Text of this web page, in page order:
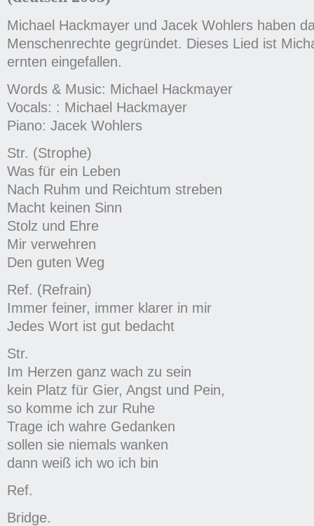
Michael Hackmayer und Jacek Wohlers haben
Menschenrechte gegründet. Dieses Lied ist
ernten eingefallen.
Words & Music: Michael Hackmayer
Vocals: : Michael Hackmayer
Piano: Jacek Wohlers
Str. (Strophe)
Was für ein Leben
Nach Ruhm und Reichtum streben
Macht keinen Sinn
Stolz und Ehre
Mir verwehren
Den guten Weg
Ref. (Refrain)
Immer feiner, immer klarer in mir
Jedes Wort ist gut bedacht
Str.
Im Herzen ganz wach zu sein
kein Platz für Gier, Angst und Pein,
so komme ich zur Ruhe
Trage ich wahre Gedanken
sollen sie niemals wanken
dann weiß ich wo ich bin
Ref.
Bridge.